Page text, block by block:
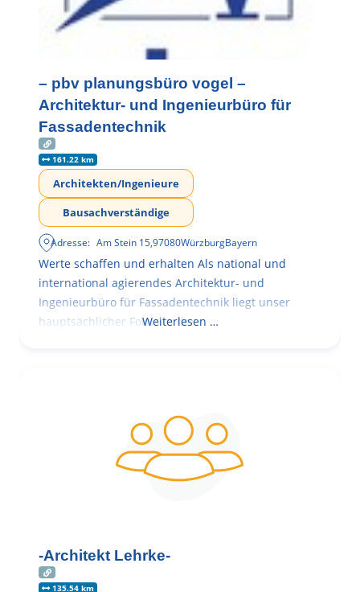
– pbv planungsbüro vogel –
Architektur- und Ingenieurbüro für
Fassadentechnik
161.22 km
Architekten/Ingenieure
Bausachverständige
Adresse: Am Stein 15,97080WürzburgBayern
Werte schaffen und erhalten Als national und
international agierendes Architektur- und
Ingenieurbüro für Fassadentechnik liegt unser
hauptsächlicher Fokus in der
Weiterlesen …
-Architekt Lehrke-
135.54 km